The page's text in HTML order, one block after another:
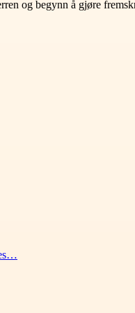
og begynn å gjøre